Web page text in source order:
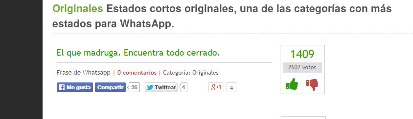
Originales Estados cortos originales, una de las categorías con más
estados para WhatsApp.